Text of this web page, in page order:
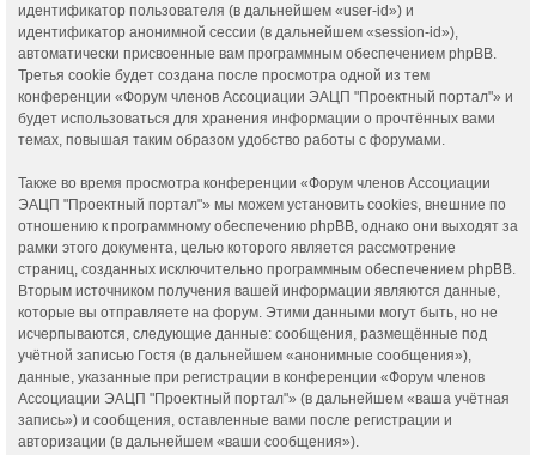
идентификатор пользователя (в дальнейшем «user-id») и
идентификатор анонимной сессии (в дальнейшем «session-id»),
автоматически присвоенные вам программным обеспечением phpBB.
Третья cookie будет создана после просмотра одной из тем
конференции «Форум членов Ассоциации ЭАЦП "Проектный портал"» и
будет использоваться для хранения информации о прочтённых вами
темах, повышая таким образом удобство работы с форумами.
Также во время просмотра конференции «Форум членов Ассоциации
ЭАЦП "Проектный портал"» мы можем установить cookies, внешние по
отношению к программному обеспечению phpBB, однако они выходят за
рамки этого документа, целью которого является рассмотрение
страниц, созданных исключительно программным обеспечением phpBB.
Вторым источником получения вашей информации являются данные,
которые вы отправляете на форум. Этими данными могут быть, но не
исчерпываются, следующие данные: сообщения, размещённые под
учётной записью Гостя (в дальнейшем «анонимные сообщения»),
данные, указанные при регистрации в конференции «Форум членов
Ассоциации ЭАЦП "Проектный портал"» (в дальнейшем «ваша учётная
запись») и сообщения, оставленные вами после регистрации и
авторизации (в дальнейшем «ваши сообщения»).